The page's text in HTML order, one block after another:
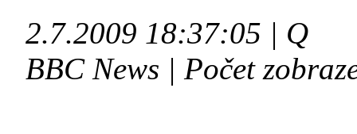
2.7.2009 18:37:05 | Q
BBC News | Počet